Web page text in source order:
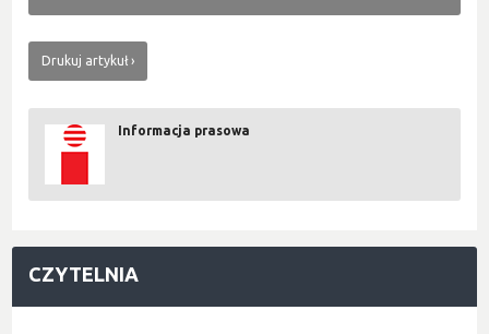
Drukuj artykuł
Informacja prasowa
CZYTELNIA